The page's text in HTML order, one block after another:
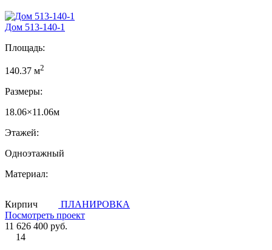
Дом 513-140-1
Площадь:
140.37 м2
Размеры:
18.06×11.06м
Этажей:
Одноэтажный
Материал:
Кирпич
ПЛАНИРОВКА
Посмотреть проект
11 626 400 руб.
14